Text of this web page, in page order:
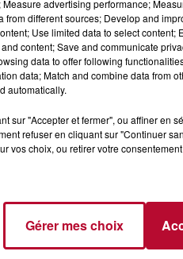
advertising performance;
from different sources; Develop and
Use limited data to select content;
content; Save and communicate
data to offer following
data; Match and combine data from
automatically.
sur "Accepter et fermer", ou affiner en
refuser en cliquant sur "Continuer
vos choix, ou retirer votre
Gérer mes choix